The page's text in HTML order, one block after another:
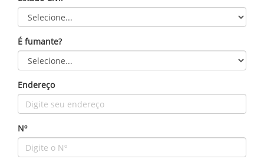
É fumante?
Endereço
Nº